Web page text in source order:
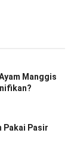
Manggis
Pakai Pasir